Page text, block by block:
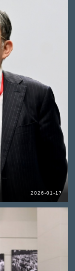
2026-01-17